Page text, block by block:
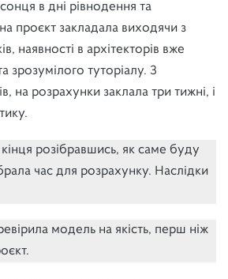
в дні рівнодення та
проєкт закладала виходячи з
наявності в архітекторів вже
зрозумілого туторіалу. З
на розрахунки заклала три тижні, і
розібравшись, як саме буду
час для розрахунку. Наслідки
модель на якість, перш ніж